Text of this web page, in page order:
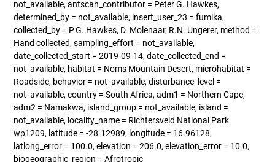
not_available, antscan_contributor = Peter G. Hawkes,
determined_by = not_available, insert_user_23 = fumika,
collected_by = P.G. Hawkes, D. Molenaar, R.N. Ungerer, method =
Hand collected, sampling_effort = not_available,
date_collected_start = 2019-09-14, date_collected_end =
not_available, habitat = Noms Mountain Desert, microhabitat =
Roadside, behavior = not_available, disturbance_level =
not_available, country = South Africa, adm1 = Northern Cape,
adm2 = Namakwa, island_group = not_available, island =
not_available, locality_name = Richtersveld National Park
wp1209, latitude = -28.12989, longitude = 16.96128,
latlong_error = 100.0, elevation = 206.0, elevation_error = 10.0,
biogeographic_region = Afrotropic